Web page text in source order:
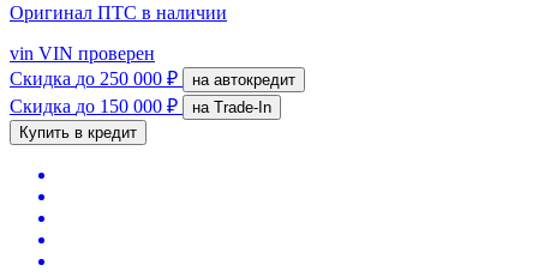
Оригинал ПТС в наличии
vin VIN проверен
Скидка до 250 000 ₽ на автокредит
Скидка до 150 000 ₽
на Trade-In
Купить в кредит